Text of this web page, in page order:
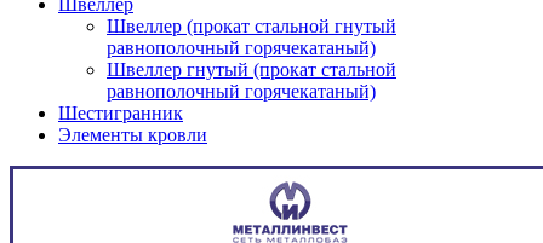
Швеллер (прокат стальной гнутый
равнополочный горячекатаный)
Швеллер гнутый (прокат стальной
равнополочный горячекатаный)
Шестигранник
Элементы кровли